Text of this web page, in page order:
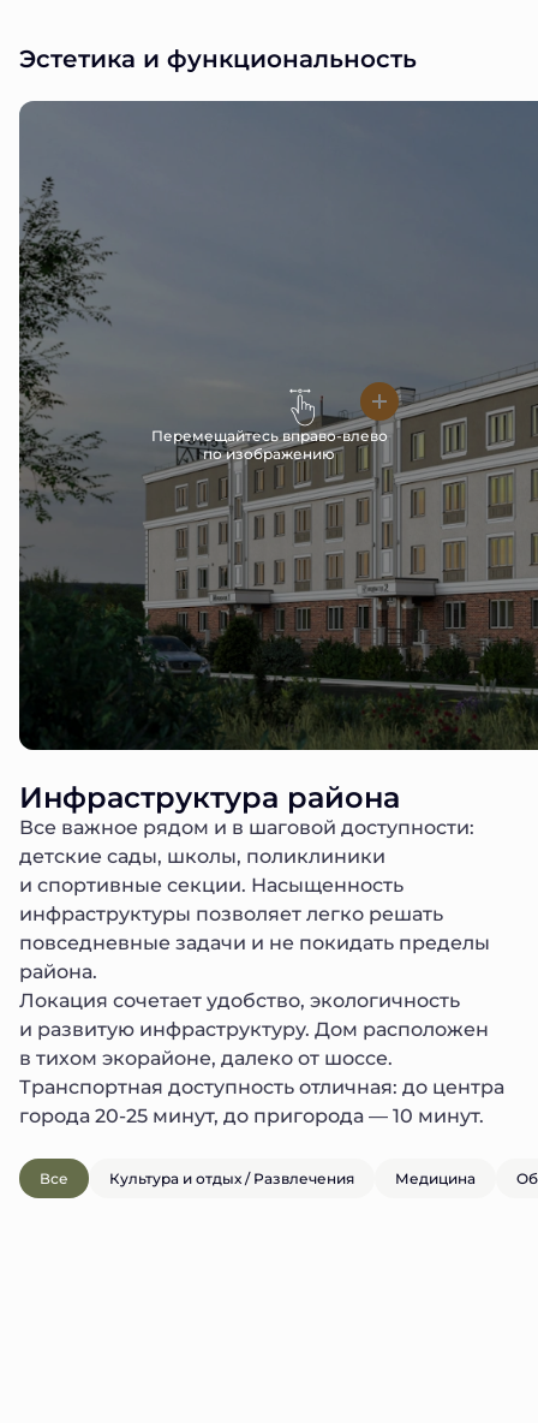
Эстетика и функциональность
Перемещайтесь вправо-влево
по изображению
Инфраструктура района
Все важное рядом и в шаговой доступности:
детские сады, школы, поликлиники
и спортивные секции. Насыщенность
инфраструктуры позволяет легко решать
повседневные задачи и не покидать пределы
района.
Локация сочетает удобство, экологичность
и развитую инфраструктуру. Дом расположен
в тихом экорайоне, далеко от шоссе.
Транспортная доступность отличная: до центра
города 20-25 минут, до пригорода — 10 минут.
Все Культура и отдых / Развлечения Медицина